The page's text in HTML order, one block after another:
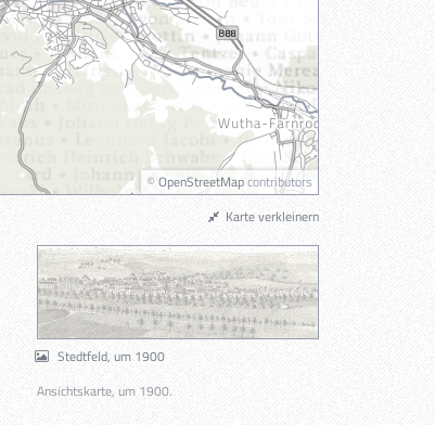
© OpenStreetMapcontributors
Karte verkleinern
Stedtfeld, um 1900
Ansichtskarte, um 1900.